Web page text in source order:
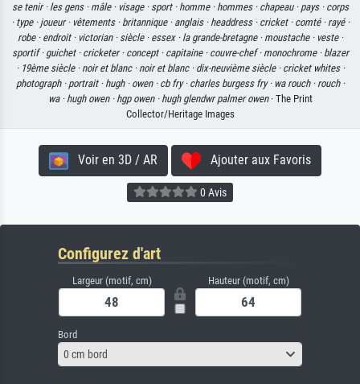
se tenir · les gens · mâle · visage · sport · homme · hommes · chapeau · pays · corps
· type · joueur · vêtements · britannique · anglais · headdress · cricket · comté · rayé ·
robe · endroit · victorian · siècle · essex · la grande-bretagne · moustache · veste ·
sportif · guichet · cricketer · concept · capitaine · couvre-chef · monochrome · blazer
· 19ème siècle · noir et blanc · noir et blanc · dix-neuvième siècle · cricket whites ·
photograph · portrait · hugh · owen · cb fry · charles burgess fry · wa rouch · rouch ·
wa · hugh owen · hgp owen · hugh glendwr palmer owen· The Print
Collector/Heritage Images
Voir en 3D / AR Ajouter aux Favoris
0 Avis
Configurez d'art
Largeur (motif, cm) Hauteur (motif, cm)
Bord
0 cm bord